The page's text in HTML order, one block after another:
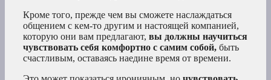
Кроме того, прежде чем вы сможете наслаждаться
общением с кем-то другим и настоящей компанией,
которую они вам предлагают, вы должны научиться
чувствовать себя комфортно с самим собой, быть
счастливым, оставаясь наедине время от времени.